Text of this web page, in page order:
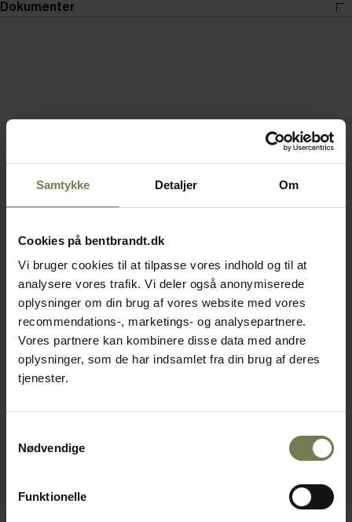
Samtykke Detaljer Om
Cookies på bentbrandt.dk
Vi bruger cookies til at tilpasse vores indhold og til at
analysere vores trafik. Vi deler også anonymiserede
oplysninger om din brug af vores website med vores
recommendations-, marketings- og analysepartnere.
Vores partnere kan kombinere disse data med andre
oplysninger, som de har indsamlet fra din brug af deres
tjenester.
Nødvendige
Funktionelle
Dokumenter